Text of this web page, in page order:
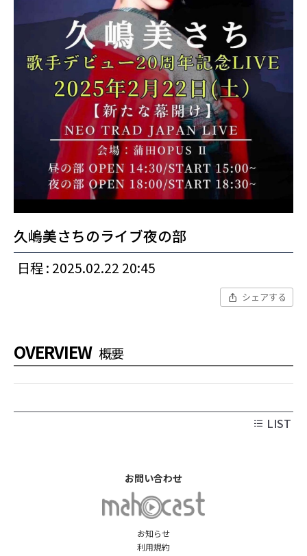
久嶋美さちのライブ夜の部
日程 : 2025.02.22 20:45
シェアする
OVERVIEW 概要
LIST
お知らせ
利用規約
お問い合わせ